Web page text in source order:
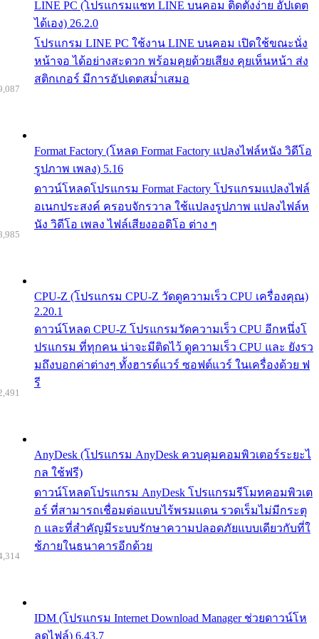
LINE PC (โปรแกรมแชท LINE บนคอม ติดตั้งง่าย อัปเดต
ได้เอง) 26.2.0
โปรแกรม LINE PC ใช้งาน LINE บนคอม เปิดใช้ขณะนั่ง
หน้าจอ ได้อย่างสะดวก พร้อมคุยด้วยเสียง คุยเห็นหน้า ส่ง
สติกเกอร์ มีการอัปเดตสม่ำเสมอ
Format Factory (โหลด Format Factory แปลงไฟล์หนัง วิดีโอ
รูปภาพ เพลง) 5.16
ดาวน์โหลดโปรแกรม Format Factory โปรแกรมแปลงไฟล์
อเนกประสงค์ ครอบจักรวาล ใช้แปลงรูปภาพ แปลงไฟล์ห
นัง วิดีโอ เพลง ไฟล์เสียงออดิโอ ต่าง ๆ
CPU-Z (โปรแกรม CPU-Z วัดดูความเร็ว CPU เครื่องคุณ)
2.20.1
ดาวน์โหลด CPU-Z โปรแกรมวัดความเร็ว CPU อีกหนึ่งโ
ปรแกรม ที่ทุกคน น่าจะมีติดไว้ ดูความเร็ว CPU และ ยังรว
มถึงบอกค่าต่างๆ ทั้งฮารด์แวร์ ซอฟต์แวร์ ในเครื่องด้วย ฟ
รี
AnyDesk (โปรแกรม AnyDesk ควบคุมคอมพิวเตอร์ระยะไ
กล ใช้ฟรี)
ดาวน์โหลดโปรแกรม AnyDesk โปรแกรมรีโมทคอมพิวเต
อร์ ที่สามารถเชื่อมต่อแบบไร้พรมแดน รวดเร็มไม่มีกระตุ
ก และที่สำคัญมีระบบรักษาความปลอดภัยแบบเดียวกับที่ใ
ช้ภายในธนาคารอีกด้วย
IDM (โปรแกรม Internet Download Manager ช่วยดาวน์โห
ลดไฟล์) 6.43.7